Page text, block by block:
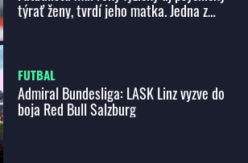
týrať ženy, tvrdí jeho matka. Jedna z
FUTBAL
Admiral Bundesliga: LASK Linz vyzve do
boja Red Bull Salzburg